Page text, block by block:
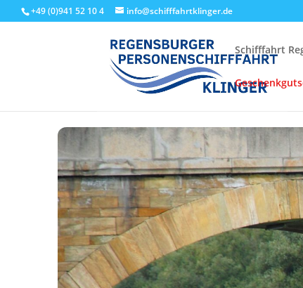
+49 (0)941 52 10 4 info@schifffahrtklinger.de
Schifffahrt
Events - Schifffahrt Regensburg Linienfahrten